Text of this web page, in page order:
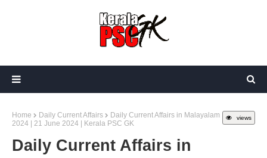
views
Home Daily Current Affairs
Daily Current Affairs in Malayalam
2024 | 21 June 2024 | Kerala PSC GK
Daily Current Affairs in